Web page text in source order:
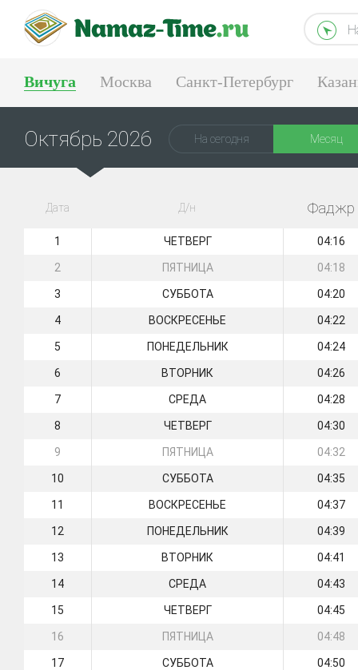
Вичуга Москва Санкт-Петербург
Октябрь 2026 На сегодня Месяц
Дата Д/н Фаджр
1 ЧЕТВЕРГ 04:16
2 ПЯТНИЦА 04:18
3 СУББОТА 04:20
4 ВОСКРЕСЕНЬЕ 04:22
5 ПОНЕДЕЛЬНИК 04:24
6 ВТОРНИК 04:26
7 СРЕДА 04:28
8 ЧЕТВЕРГ 04:30
9 ПЯТНИЦА 04:32
10 СУББОТА 04:35
11 ВОСКРЕСЕНЬЕ 04:37
12 ПОНЕДЕЛЬНИК 04:39
13 ВТОРНИК 04:41
14 СРЕДА 04:43
15 ЧЕТВЕРГ 04:45
16 ПЯТНИЦА 04:48
17 СУББОТА 04:50